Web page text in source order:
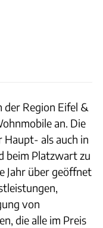
Region Eifel &
an. Die
Haupt- als auch in
beim Platzwart zu
Jahr über geöffnet
von
die alle im Preis